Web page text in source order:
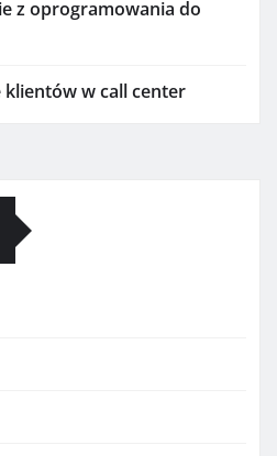
z oprogramowania do
klientów w call center